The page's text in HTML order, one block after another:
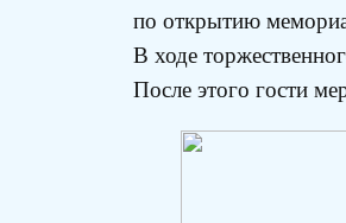
по открытию
В ходе
После этого гости